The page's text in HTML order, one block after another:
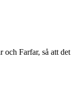
och Farfar, så att det